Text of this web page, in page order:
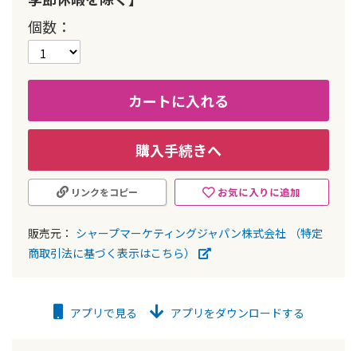
個数
カートに入れる
購入手続きへ
お気に入りに追加
リンクをコピー
販売元： シャープマーケティングジャパン株式会社
（特定
商取引法に基づく表示はこちら）
る
アプリで見る アプリをダウンロードする